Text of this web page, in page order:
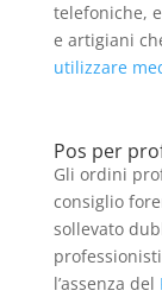
telefoniche,
e artigiani
utilizzare
Pos per
Gli ordini
consiglio
sollevato
l’assenza del